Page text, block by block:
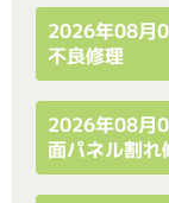
2026年08月
不良修理
2026年08月
面パネル割れ